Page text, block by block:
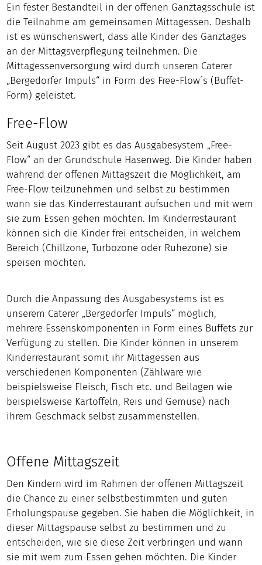
Ein fester Bestandteil in der offenen Ganztagsschule ist
die Teilnahme am gemeinsamen Mittagessen. Deshalb
ist es wünschenswert, dass alle Kinder des Ganztages
an der Mittagsverpflegung teilnehmen. Die
Mittagessenversorgung wird durch unseren Caterer
„Bergedorfer Impuls“ in Form des Free-Flow´s (Buffet-
Form) geleistet.
Free-Flow
Seit August 2023 gibt es das Ausgabesystem „Free-
Flow“ an der Grundschule Hasenweg. Die Kinder haben
während der offenen Mittagszeit die Möglichkeit, am
Free-Flow teilzunehmen und selbst zu bestimmen
wann sie das Kinderrestaurant aufsuchen und mit wem
sie zum Essen gehen möchten. Im Kinderrestaurant
können sich die Kinder frei entscheiden, in welchem
Bereich (Chillzone, Turbozone oder Ruhezone) sie
speisen möchten.
Durch die Anpassung des Ausgabesystems ist es
unserem Caterer „Bergedorfer Impuls“ möglich,
mehrere Essenskomponenten in Form eines Buffets zur
Verfügung zu stellen. Die Kinder können in unserem
Kinderrestaurant somit ihr Mittagessen aus
verschiedenen Komponenten (Zählware wie
beispielsweise Fleisch, Fisch etc. und Beilagen wie
beispielsweise Kartoffeln, Reis und Gemüse) nach
ihrem Geschmack selbst zusammenstellen.
Offene Mittagszeit
Den Kindern wird im Rahmen der offenen Mittagszeit
die Chance zu einer selbstbestimmten und guten
Erholungspause gegeben. Sie haben die Möglichkeit, in
dieser Mittagspause selbst zu bestimmen und zu
entscheiden, wie sie diese Zeit verbringen und wann
sie mit wem zum Essen gehen möchten. Die Kinder